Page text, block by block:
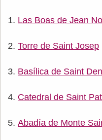
Las Boas de Jean
Torre de Saint Josep
Basílica de Saint
Catedral de Saint
Abadía de Monte